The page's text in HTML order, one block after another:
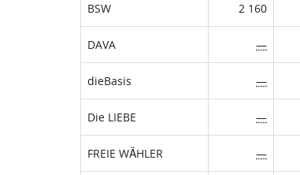
BSW 2 160
DAVA —
dieBasis —
Die LIEBE —
FREIE WÄHLER —